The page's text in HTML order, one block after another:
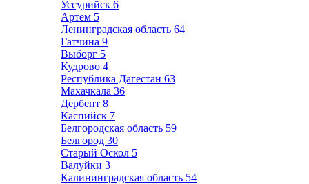
Уссурийск 6
Артем 5
Ленинградская область 64
Гатчина 9
Выборг 5
Кудрово 4
Республика Дагестан 63
Махачкала 36
Дербент 8
Каспийск 7
Белгородская область 59
Белгород 30
Старый Оскол 5
Валуйки 3
Калининградская область 54